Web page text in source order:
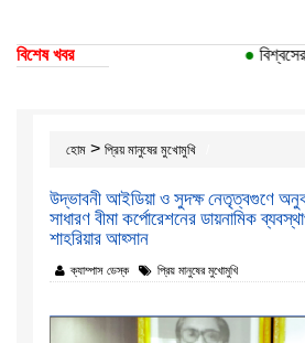
বিশেষ খবর বিশ্বসেরার
হোম > প্রিয় মানুষের মুখোমুখি
উদ্ভাবনী আইডিয়া ও সুদক্ষ নেতৃত্বগুণে
সাধারণ বীমা কর্পোরেশনের ডায়নামিক
শাহরিয়ার আহ্সান
ক্যাম্পাস ডেস্ক প্রিয় মানুষের মুখোমুখি